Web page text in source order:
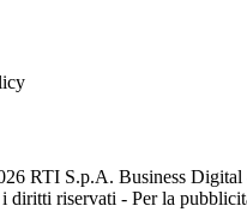
RTI S.p.A. Business Digital
diritti riservati - Per la